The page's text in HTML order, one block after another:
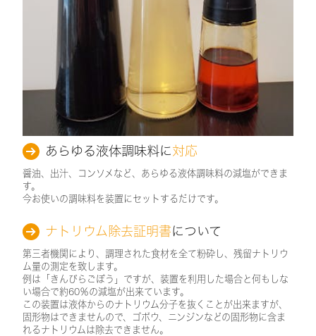
あらゆる液体調味料に対応
醤油、出汁、コンソメなど、あらゆる液体調味料の減塩ができま
す。
今お使いの調味料を装置にセットするだけです。
ナトリウム除去証明書について
第三者機関により、調理された食材を全て粉砕し、残留ナトリウ
ム量の測定を致します。
例は「きんぴらごぼう」ですが、装置を利用した場合と何もしな
い場合で約60％の減塩が出来ています。
この装置は液体からのナトリウム分子を抜くことが出来ますが、
固形物はできませんので、ゴボウ、ニンジンなどの固形物に含ま
れるナトリウムは除去できません。